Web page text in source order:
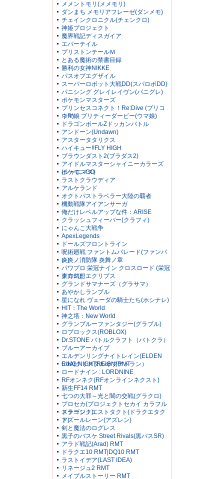
メメントモリ(メメモリ)
ダンまち メモリアフレーゼ(ダンメモ)
チェインクロニクル(チェンクロ)
神姫プロジェクト
魔界戦記ディスガイア
エバーテイル
プリストンテールＭ
とある魔術の禁書目録
勝利の女神NIKKE
パスオブエグザイル
スーパーロボット大戦DD(スパロボDD)
パニシング グレイレイヴン(パニグレ)
ポケモンマスターズ
プリンセスコネクト！Re:Dive (プリコ
ネR)
ウマ娘 プリティーダービー(ウマ娘)
ドラゴンボールZドッカンバトル
アンドーン(Undawn)
アスタータタリクス
ハイキュー!!FLY HIGH
ブラウンダスト2(ブラダス2)
アイドルマスターシャイニーカラーズ
(シャニマス)
ポケモンGO
ラストクラウディア
アルケランド
オクトパストラベラー大陸の覇者
機動戦隊アイアンサーガ
俺だけレベルアップな件：ARISE
クラッシュフィーバー(クラフィ)
にゃんこ大戦争
ApexLegends
ドールズフロントライン
呪術廻戦 ファントムパレード(ファンパ
レ)
炎炎ノ消防隊 炎舞ノ章
パワプロ 栄冠ナイン クロスロード (栄冠
クロス)
東方幻想エクリプス
グランドサマナーズ（グラサマ）
あやかしランブル
星になれ ヴェーダの騎士たち(ホシナレ)
HIT：The World
神之塔：New World
グランブルーファンタジー(グラブル)
ロブロックス(ROBLOX)
Dr.STONE バトルクラフト（バトクラ）
ブルーアーカイブ
エルデンリングナイトレイン(ELDEN
RING NIGHTREIGN)RMT
CoA(クリスタルオブアトラン）
ロードナイン : LORDNINE
RFオンネク(RFオンラインネクスト)
新生FF14 RMT
七つの大罪～光と闇の交戦(グラクロ)
プロセカ(プロジェクトセカイ カラフル
ステージ！)
ドラゴンクエストタクト(ドラクエタク
ト)
アズールレーン(アズレン)
剣と魔法のログレス
黒子のバスケ Street Rivals(黒バスSR)
アラド戦記(Arad) RMT
ドラクエ10 RMT|DQ10 RMT
ラストイデア(LAST IDEA)
リネージュ2 RMT
メイプルストーリー RMT